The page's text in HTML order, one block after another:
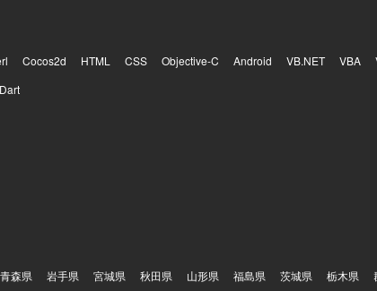
Cocos2d HTML CSS Objective-C Android VB.NET VBA
Dart
青森県 岩手県 宮城県 秋田県 山形県 福島県 茨城県 栃木県